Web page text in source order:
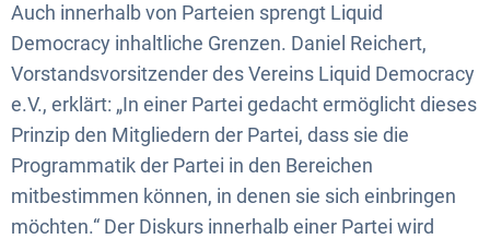
Auch innerhalb von Parteien sprengt Liquid
Democracy inhaltliche Grenzen. Daniel Reichert,
Vorstandsvorsitzender des Vereins Liquid Democracy
e.V., erklärt: „In einer Partei gedacht ermöglicht dieses
Prinzip den Mitgliedern der Partei, dass sie die
Programmatik der Partei in den Bereichen
mitbestimmen können, in denen sie sich einbringen
möchten.“ Der Diskurs innerhalb einer Partei wird